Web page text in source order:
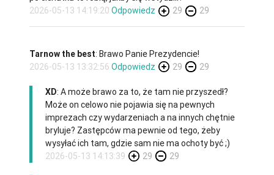
2026-05-13 14:19:20 Odpowiedz 29 29
Tarnow the best: Brawo Panie Prezydencie!
2026-05-13 13:32:56 Odpowiedz 29 29
XD: A może brawo za to, że tam nie przyszedł?
Może on celowo nie pojawia się na pewnych
imprezach czy wydarzeniach a na innych chętnie
bryluje? Zastępców ma pewnie od tego, żeby
wysyłać ich tam, gdzie sam nie ma ochoty być ;)
2026-05-13 14:13:39
29 29